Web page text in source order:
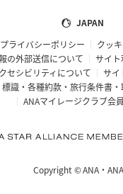
JAPAN
プライバシーポリシー
クッ
の外部送信について
サイ
セシビリティについて
サイ
標識・各種約款・旅行条件書
ANAマイレージクラブ会
Copyright ©ANA・